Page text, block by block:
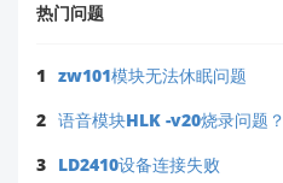
热门问题
1 zw101模块无法休眠问题
2 语音模块HLK -v20烧录问题？
3 LD2410设备连接失败